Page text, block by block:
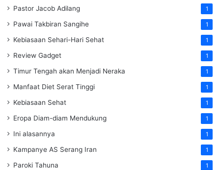
Pastor Jacob Adilang 1
Pawai Takbiran Sangihe 1
Kebiasaan Sehari-Hari Sehat 1
Review Gadget 1
Timur Tengah akan Menjadi Neraka 1
Manfaat Diet Serat Tinggi 1
Kebiasaan Sehat 1
Eropa Diam-diam Mendukung 1
Ini alasannya 1
Kampanye AS Serang Iran 1
Paroki Tahuna 1